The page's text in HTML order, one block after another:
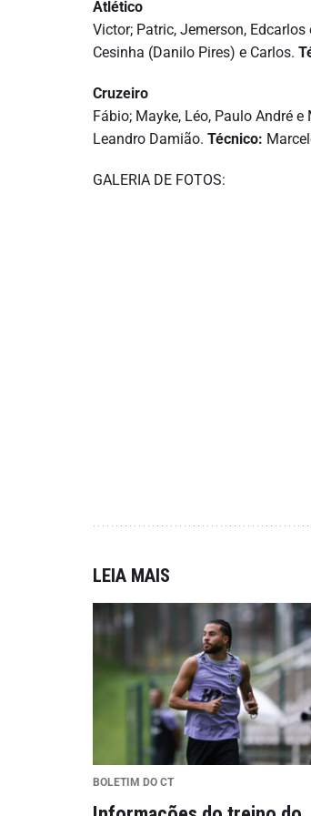
Atlético
Victor; Patric, Jemerson,
Cesinha (Danilo Pires) e Carlos.
Cruzeiro
Fábio; Mayke, Léo, Paulo André
Leandro Damião. Técnico:
GALERIA DE FOTOS:
LEIA MAIS
BOLETIM DO CT